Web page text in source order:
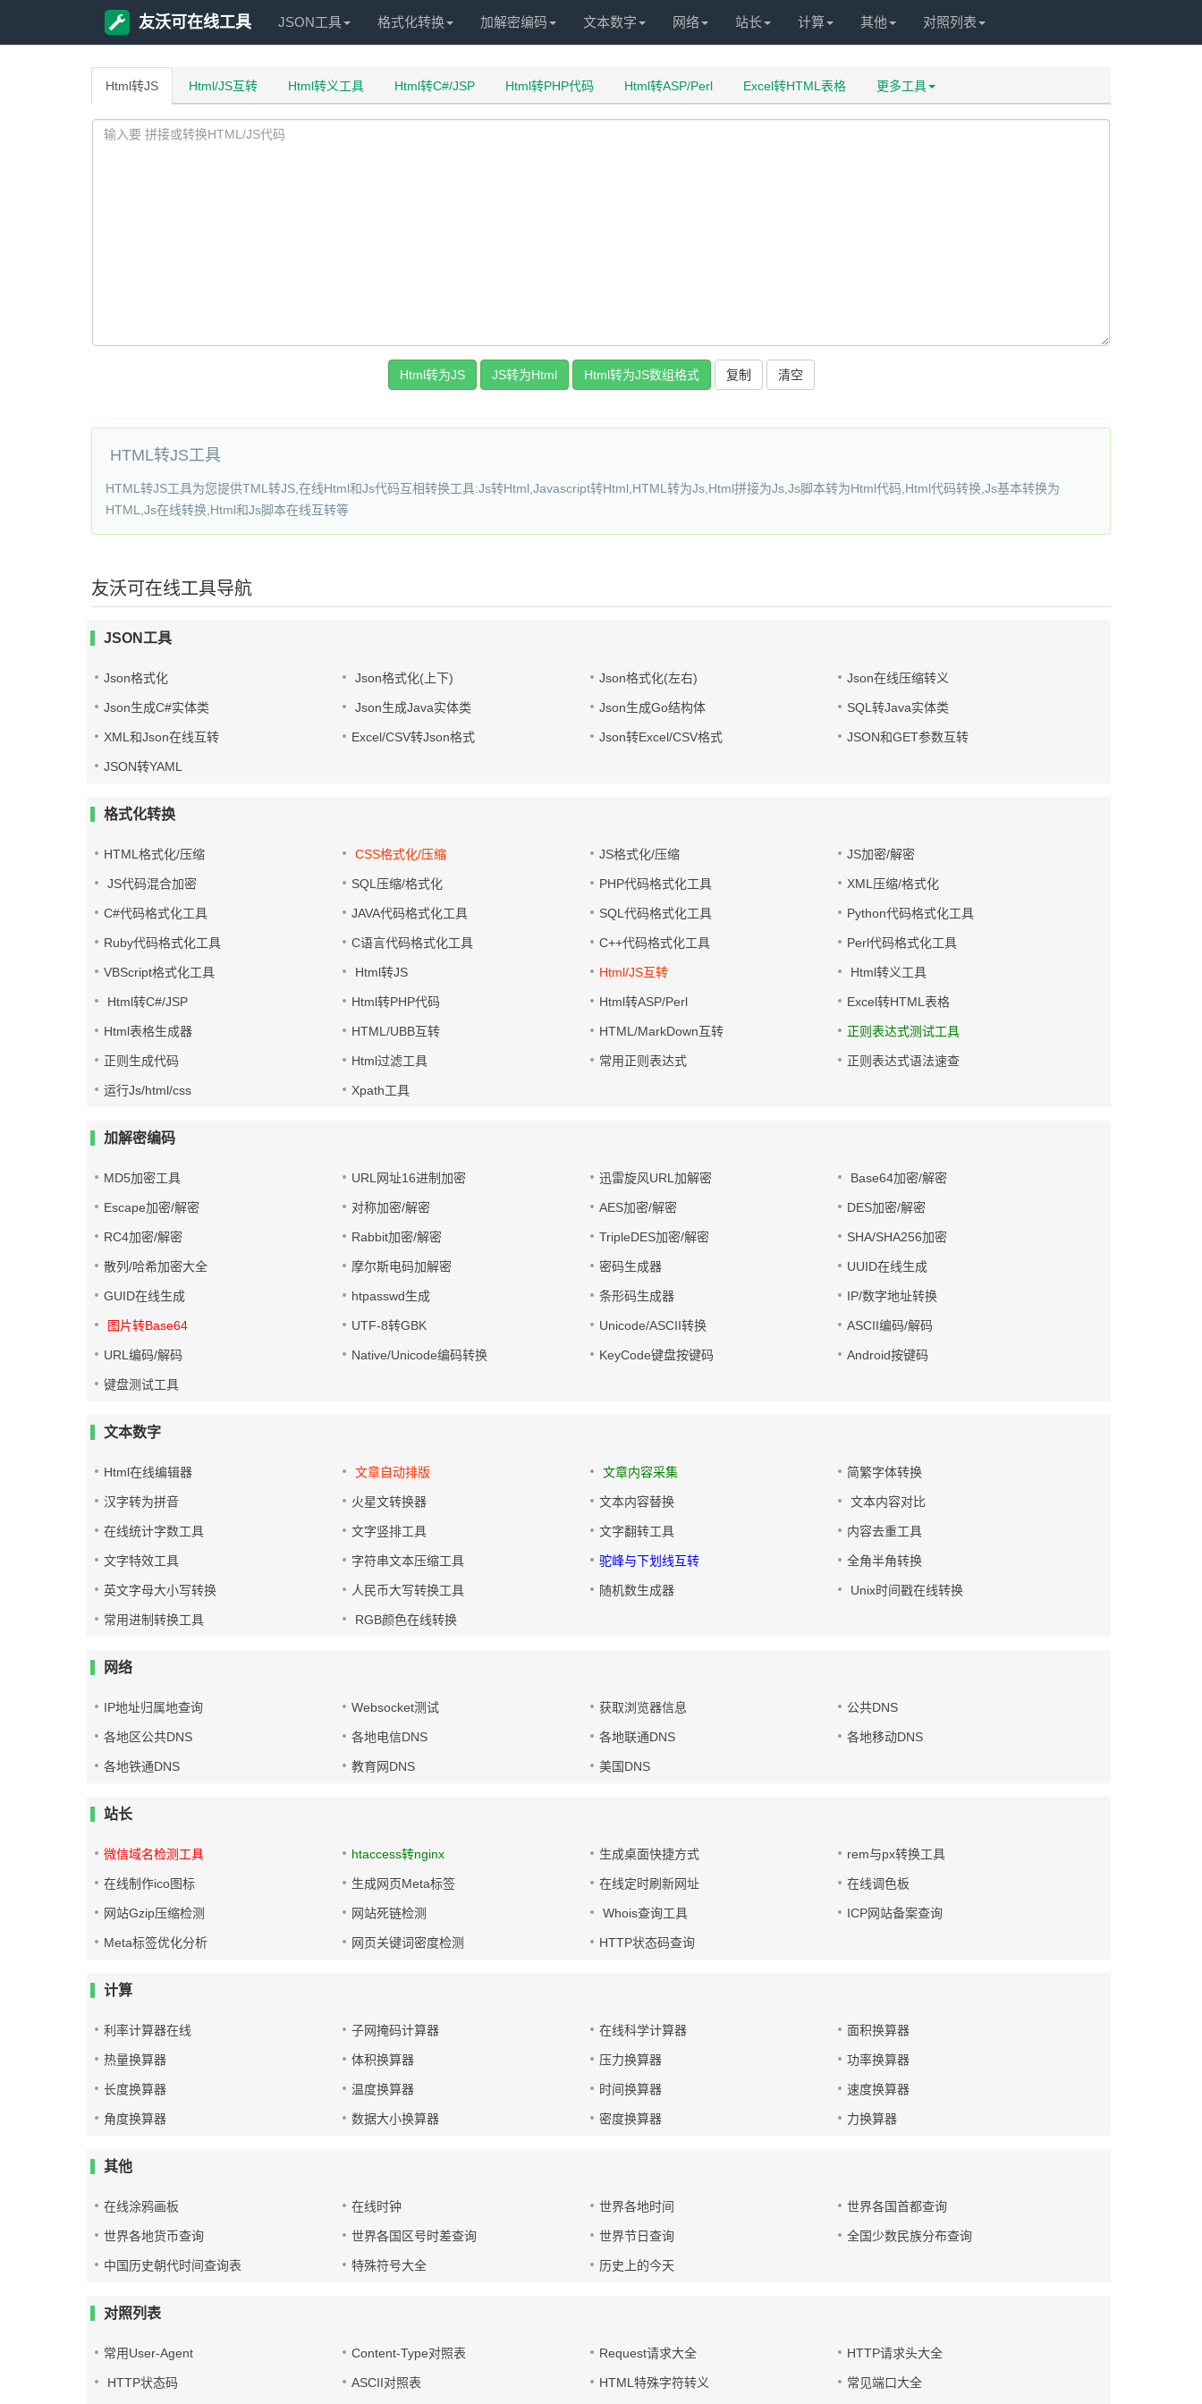
友沃可在线工具 JSON工具 格式化转换 加解密编码 文本数字 网络 站长 计算 其他 对照列表
Html转JS Html/JS互转 Html转义工具 Html转C#/JSP Html转PHP代码 Html转ASP/Perl Excel转HTML表格 更多工具
复制
HTML转JS工具
HTML转JS工具为您提供TML转JS,在线Html和Js代码互相转换工具:Js转Html,Javascript转Html,HTML转为Js,Html拼接为Js,Js脚本转为Html代码,Html代码转换,Js基本转换为
HTML,Js在线转换,Html和Js脚本在线互转等
友沃可在线工具导航
JSON工具
Json格式化 Json格式化(上下) Json格式化(左右) Json在线压缩转义
Json生成C#实体类 Json生成Java实体类 Json生成Go结构体 SQL转Java实体类
XML和Json在线互转 Excel/CSV转Json格式 Json转Excel/CSV格式 JSON和GET参数互转
JSON转YAML
格式化转换
HTML格式化/压缩 CSS格式化/压缩 JS格式化/压缩 JS加密/解密
JS代码混合加密 SQL压缩/格式化 PHP代码格式化工具 XML压缩/格式化
C#代码格式化工具 JAVA代码格式化工具 SQL代码格式化工具 Python代码格式化工具
Ruby代码格式化工具 C语言代码格式化工具 C++代码格式化工具 Perl代码格式化工具
VBScript格式化工具 Html转JS Html/JS互转 Html转义工具
Html转C#/JSP Html转PHP代码 Html转ASP/Perl Excel转HTML表格
Html表格生成器 HTML/UBB互转 HTML/MarkDown互转 正则表达式测试工具
正则生成代码 Html过滤工具 常用正则表达式 正则表达式语法速查
运行Js/html/css Xpath工具
加解密编码
MD5加密工具 URL网址16进制加密 迅雷旋风URL加解密 Base64加密/解密
Escape加密/解密 对称加密/解密 AES加密/解密 DES加密/解密
RC4加密/解密 Rabbit加密/解密 TripleDES加密/解密 SHA/SHA256加密
散列/哈希加密大全 摩尔斯电码加解密 密码生成器 UUID在线生成
GUID在线生成 htpasswd生成 条形码生成器 IP/数字地址转换
图片转Base64 UTF-8转GBK Unicode/ASCII转换 ASCII编码/解码
URL编码/解码 Native/Unicode编码转换 KeyCode键盘按键码 Android按键码
键盘测试工具
文本数字
Html在线编辑器 文章自动排版 文章内容采集 简繁字体转换
汉字转为拼音 火星文转换器 文本内容替换 文本内容对比
在线统计字数工具 文字竖排工具 文字翻转工具 内容去重工具
文字特效工具 字符串文本压缩工具 驼峰与下划线互转 全角半角转换
英文字母大小写转换 人民币大写转换工具 随机数生成器 Unix时间戳在线转换
常用进制转换工具 RGB颜色在线转换
网络
IP地址归属地查询 Websocket测试 获取浏览器信息 公共DNS
各地区公共DNS 各地电信DNS 各地联通DNS 各地移动DNS
各地铁通DNS 教育网DNS 美国DNS
站长
微信域名检测工具 htaccess转nginx 生成桌面快捷方式 rem与px转换工具
在线制作ico图标 生成网页Meta标签 在线定时刷新网址 在线调色板
网站Gzip压缩检测 网站死链检测 Whois查询工具 ICP网站备案查询
Meta标签优化分析 网页关键词密度检测 HTTP状态码查询
计算
利率计算器在线 子网掩码计算器 在线科学计算器 面积换算器
热量换算器 体积换算器 压力换算器 功率换算器
长度换算器 温度换算器 时间换算器 速度换算器
角度换算器 数据大小换算器 密度换算器 力换算器
其他
在线涂鸦画板 在线时钟 世界各地时间 世界各国首都查询
世界各地货币查询 世界各国区号时差查询 世界节日查询 全国少数民族分布查询
中国历史朝代时间查询表 特殊符号大全 历史上的今天
对照列表
常用User-Agent Content-Type对照表 Request请求大全 HTTP请求头大全
HTTP状态码 ASCII对照表 HTML特殊字符转义 常见端口大全